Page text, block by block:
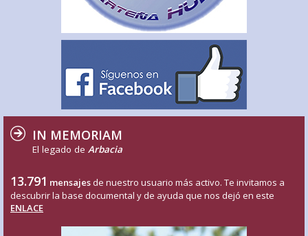
IN MEMORIAM
El legado de Arbacia
13.791 mensajes de nuestro usuario más activo. Te invitamos a
descubrir la base documental y de ayuda que nos dejó en este
ENLACE